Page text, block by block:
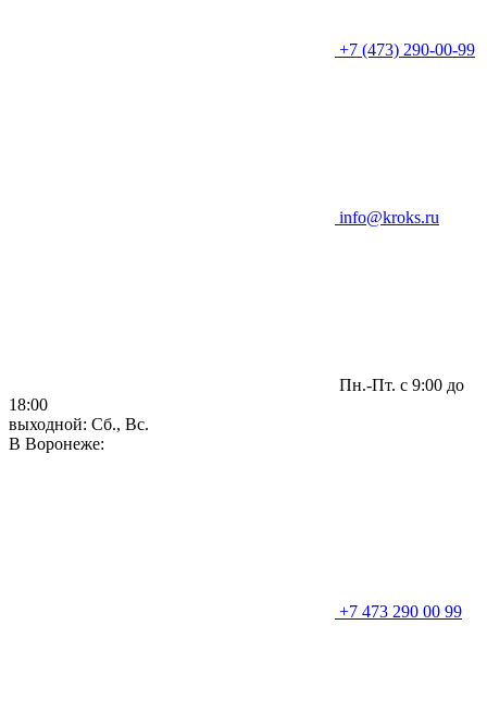
+7 (473) 290-00-99
info@kroks.ru
Пн.-Пт. с 9:00 до
18:00
выходной: Сб., Вс.
В Воронеже:
+7 473 290 00 99